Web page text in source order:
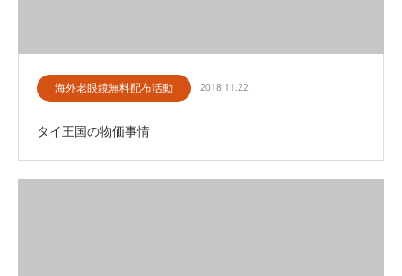
海外老眼鏡無料配布活動 2018.11.22
タイ王国の物価事情